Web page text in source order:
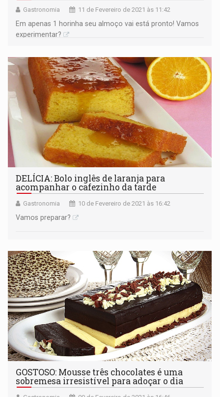
Gastronomia 11 de Fevereiro de 2021 às 11:42
Em apenas 1 horinha seu almoço vai está pronto! Vamos
experimentar?
DELÍCIA: Bolo inglês de laranja para
acompanhar o cafezinho da tarde
Gastronomia 10 de Fevereiro de 2021 às 16:42
Vamos preparar?
GOSTOSO: Mousse três chocolates é uma
sobremesa irresistível para adoçar o dia